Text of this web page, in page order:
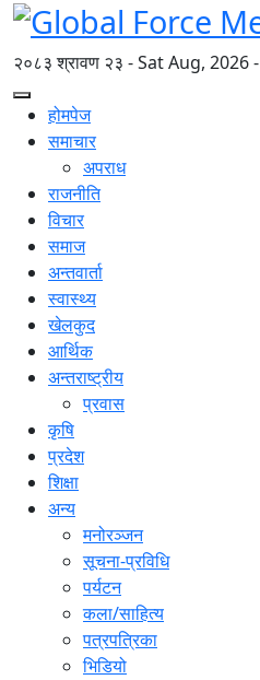
२०८३ श्रावण २३ - Sat Aug, 2026 -
होमपेज
समाचार
अपराध
राजनीति
विचार
समाज
अन्तवार्ता
स्वास्थ्य
खेलकुद
आर्थिक
अन्तराष्ट्रीय
प्रवास
कृषि
प्रदेश
शिक्षा
अन्य
मनोरञ्जन
सूचना-प्रविधि
पर्यटन
कला/साहित्य
पत्रपत्रिका
भिडियो